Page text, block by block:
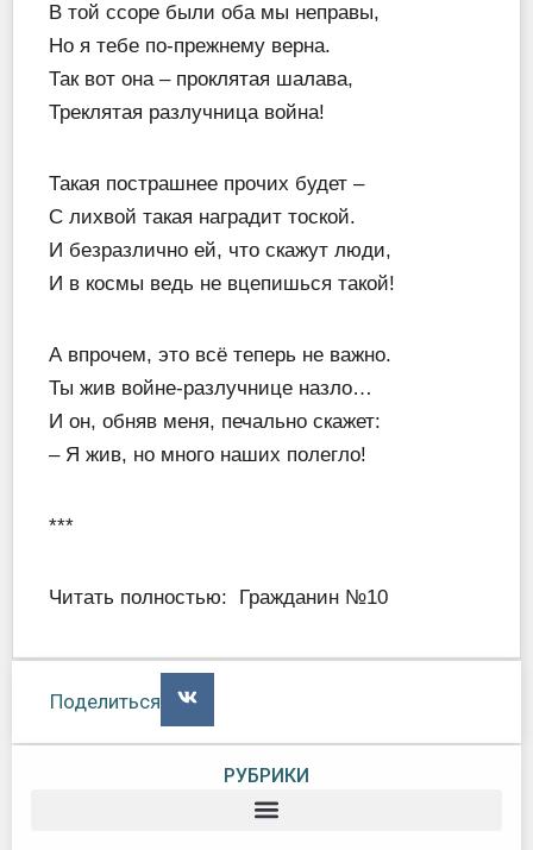
В той ссоре были оба мы неправы,
Но я тебе по-прежнему верна.
Так вот она – проклятая шалава,
Треклятая разлучница война!
Такая пострашнее прочих будет –
С лихвой такая наградит тоской.
И безразлично ей, что скажут люди,
И в космы ведь не вцепишься такой!
А впрочем, это всё теперь не важно.
Ты жив войне-разлучнице назло…
И он, обняв меня, печально скажет:
– Я жив, но много наших полегло!
***
Читать полностью: Гражданин №10
Поделиться
РУБРИКИ